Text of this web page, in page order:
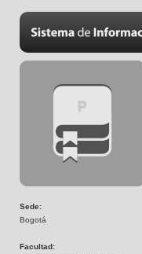
Sede:
Bogotá
Facultad: